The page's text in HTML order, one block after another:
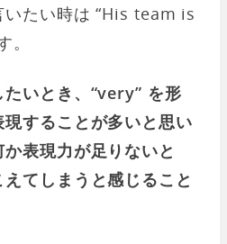
いたい時は “His team is
いとき、“very” を形
することが多いと思い
表現力が足りないと
てしまうと感じること